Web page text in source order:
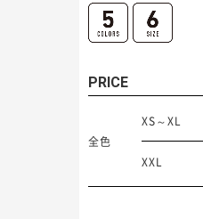
PRICE
全色
XS～XL
XXL